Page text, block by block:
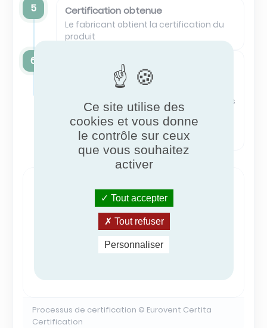
5 Certification obtenue
Le fabricant obtient la certification du
produit
6 Surveillance & renouvellement
Les participants ayant réussi entrent
dans un processus de surveillance,
pouvant inclure des essais et des audits
réguliers, afin de garantir la conformité
continue et un renouvellement de
certification simplifié
Processus de certification © Eurovent Certita
Certification
Ce site utilise des
cookies et vous donne
le contrôle sur ceux
que vous souhaitez
activer
Tout accepter
Tout refuser
Personnaliser